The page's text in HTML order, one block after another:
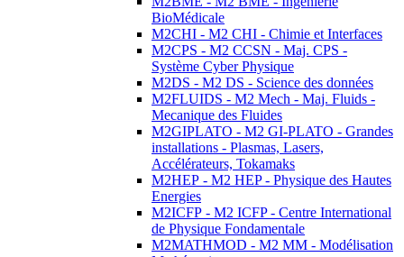
BioMédicale
M2CHI - M2 CHI - Chimie et Interfaces
M2CPS - M2 CCSN - Maj. CPS -
Système Cyber Physique
M2DS - M2 DS - Science des données
M2FLUIDS - M2 Mech - Maj. Fluids -
Mecanique des Fluides
M2GIPLATO - M2 GI-PLATO - Grandes
installations - Plasmas, Lasers,
Accélérateurs, Tokamaks
M2HEP - M2 HEP - Physique des Hautes
Energies
M2ICFP - M2 ICFP - Centre International
de Physique Fondamentale
M2MATHMOD - M2 MM - Modélisation